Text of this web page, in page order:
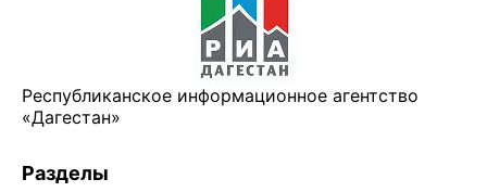
Республиканское информационное агентство
«Дагестан»
Разделы